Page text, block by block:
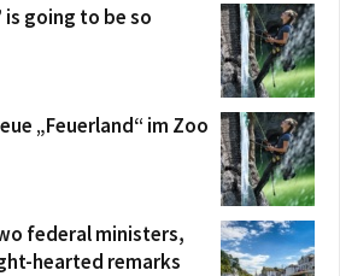
is going to be so
„Feuerland“ im Zoo
federal ministers,
hearted remarks